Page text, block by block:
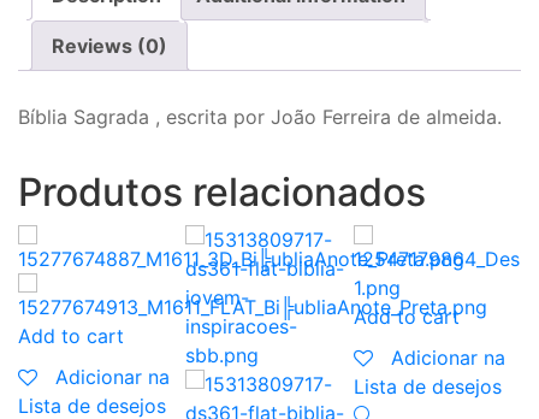
Reviews (0)
Bíblia Sagrada , escrita por João Ferreira de almeida.
Produtos relacionados
Add to cart
Adicionar na
Lista de desejos
Add to cart
Adicionar na
Lista de desejos